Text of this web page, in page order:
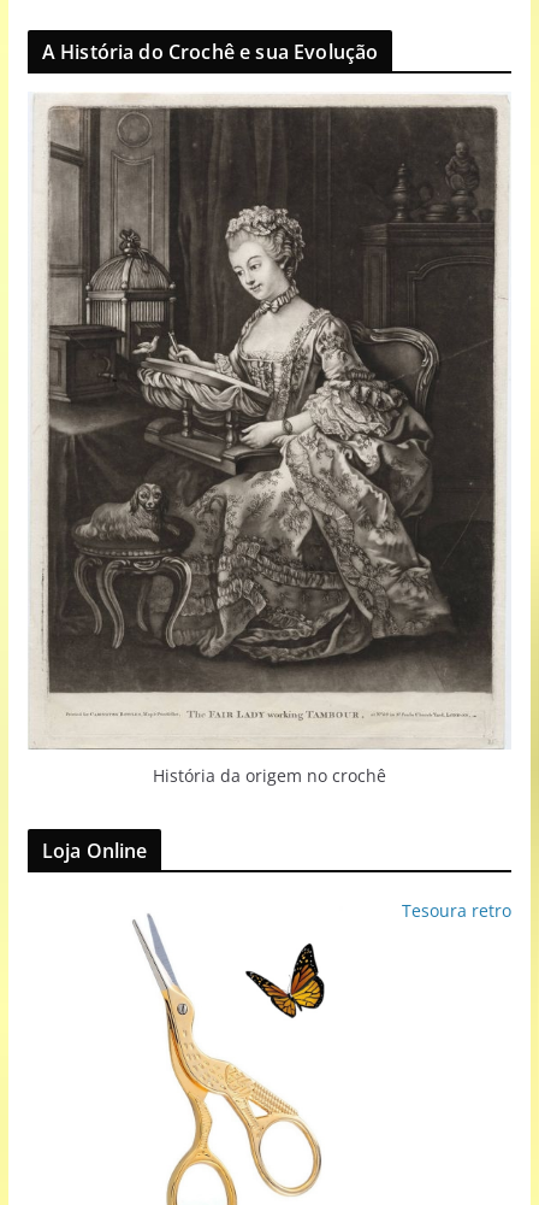
A História do Crochê e sua Evolução
História da origem no crochê
Loja Online
Tesoura retro